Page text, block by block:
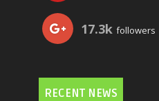
17.3k followers
RECENT NEWS